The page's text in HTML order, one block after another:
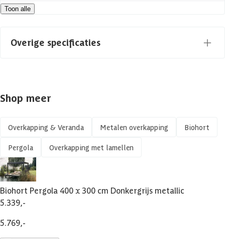
Metaalsoort
Type
Toon alle
Overige specificaties
Gespiegeld te monteren
Framemateriaal Metaal
Soort dak Verstelbare Lamellen
Glaswand
Framekleur
Glaswand
Shop meer
Overkapping & Veranda Metalen overkapping Biohort
Pergola Overkapping met lamellen
Biohort Pergola 400 x 300 cm Donkergrijs metallic
5.339,-
5.769,-